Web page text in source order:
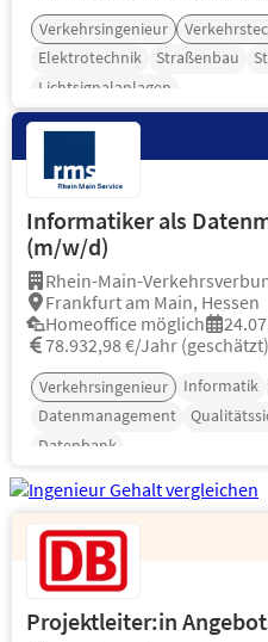
Verkehrsingenieur
Elektrotechnik
Straßenbau
Lichtsignalanlagen
Informatiker als
(m/w/d)
Rhein-Main-
Frankfurt am Main, Hessen
Homeoffice möglich
78.932,98 €/Jahr (geschätzt)
Verkehrsingenieur Informatik
Datenmanagement
Datenbank
Projektleiter:in